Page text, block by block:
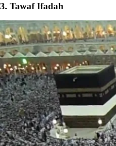
3. Tawaf Ifadah